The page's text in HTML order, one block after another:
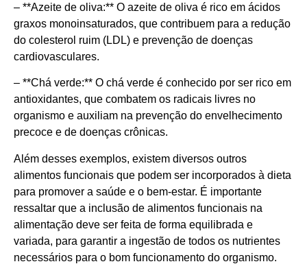
– **Azeite de oliva:** O azeite de oliva é rico em ácidos
graxos monoinsaturados, que contribuem para a redução
do colesterol ruim (LDL) e prevenção de doenças
cardiovasculares.
– **Chá verde:** O chá verde é conhecido por ser rico em
antioxidantes, que combatem os radicais livres no
organismo e auxiliam na prevenção do envelhecimento
precoce e de doenças crônicas.
Além desses exemplos, existem diversos outros
alimentos funcionais que podem ser incorporados à dieta
para promover a saúde e o bem-estar. É importante
ressaltar que a inclusão de alimentos funcionais na
alimentação deve ser feita de forma equilibrada e
variada, para garantir a ingestão de todos os nutrientes
necessários para o bom funcionamento do organismo.